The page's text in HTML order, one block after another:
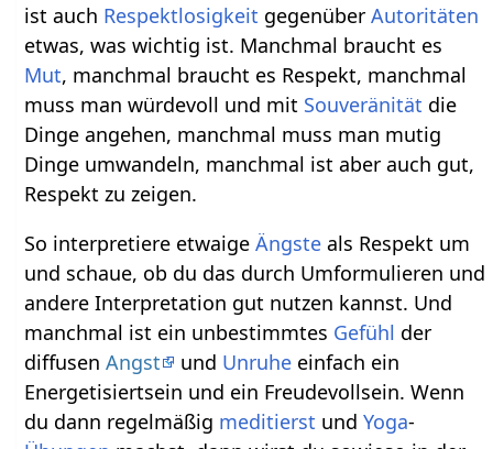
ist auch Respektlosigkeit gegenüberAutoritäten
etwas, was wichtig ist. Manchmal braucht es
Mut, manchmal braucht es Respekt, manchmal
muss man würdevoll und mit Souveränität die
Dinge angehen, manchmal muss man mutig
Dinge umwandeln, manchmal ist aber auch gut,
Respekt zu zeigen.
So interpretiere etwaigeÄngste als Respekt um
und schaue, ob du das durch Umformulieren und
andere Interpretation gut nutzen kannst. Und
manchmal ist ein unbestimmtes Gefühl der
diffusenAngst und Unruhe einfach ein
Energetisiertsein und ein Freudevollsein. Wenn
du dann regelmäßig meditierst undYoga-